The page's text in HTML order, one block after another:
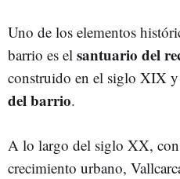
Uno de los elementos
barrio es el santuario del
construido en el siglo XIX
del barrio.
A lo largo del siglo XX,
crecimiento urbano,